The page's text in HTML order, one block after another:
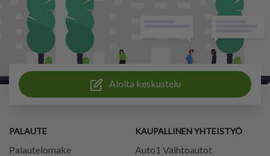
Aloita keskustelu
PALAUTE
Palautelomake
KAUPALLINEN YHTEISTYÖ
Auto1 Vaihtoautot